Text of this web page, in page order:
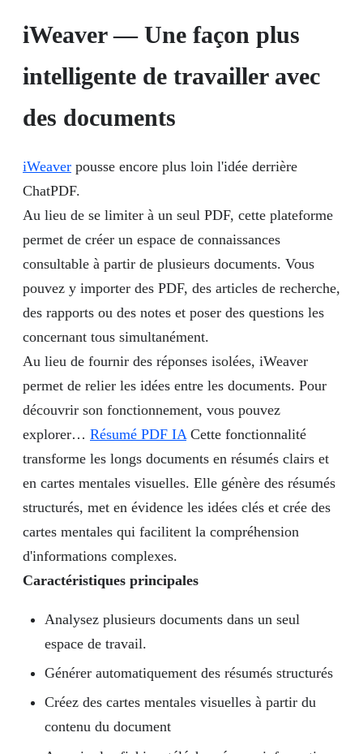
iWeaver — Une façon plus
intelligente de travailler avec
des documents
iWeaver pousse encore plus loin l'idée derrière
ChatPDF.
Au lieu de se limiter à un seul PDF, cette plateforme
permet de créer un espace de connaissances
consultable à partir de plusieurs documents. Vous
pouvez y importer des PDF, des articles de recherche,
des rapports ou des notes et poser des questions les
concernant tous simultanément.
Au lieu de fournir des réponses isolées, iWeaver
permet de relier les idées entre les documents. Pour
découvrir son fonctionnement, vous pouvez
explorer… Résumé PDF IA Cette fonctionnalité
transforme les longs documents en résumés clairs et
en cartes mentales visuelles. Elle génère des résumés
structurés, met en évidence les idées clés et crée des
cartes mentales qui facilitent la compréhension
d'informations complexes.
Caractéristiques principales
Analysez plusieurs documents dans un seul
espace de travail.
Générer automatiquement des résumés structurés
Créez des cartes mentales visuelles à partir du
contenu du document